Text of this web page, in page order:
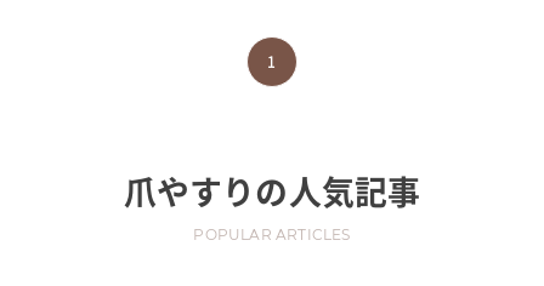
1
爪やすりの人気記事
POPULAR ARTICLES